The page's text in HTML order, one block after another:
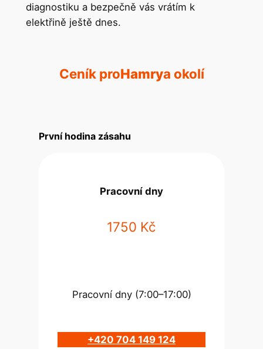
diagnostiku a bezpečně vás vrátím k
elektřině ještě dnes.
Ceník proHamrya okolí
První hodina zásahu
Pracovní dny
1750 Kč
Pracovní dny (7:00–17:00)
+420 704 149 124